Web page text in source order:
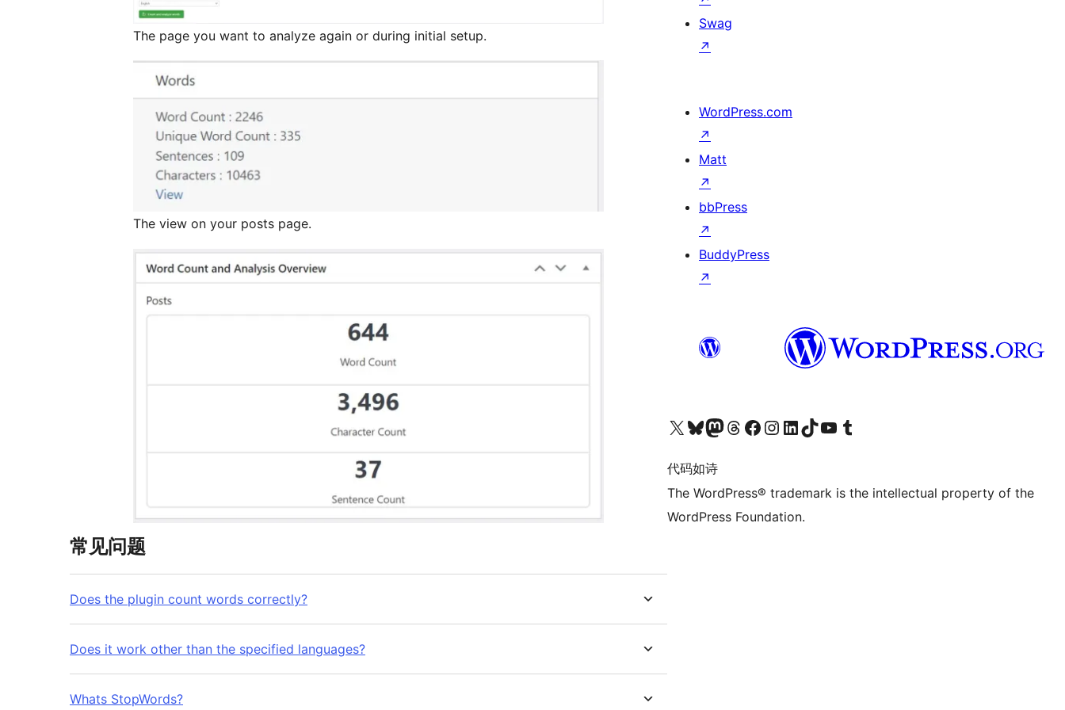
The page you want to analyze again or during initial setup.
The view on your posts page.
常见问题
Does the plugin count words correctly?
Does it work other than the specified languages?
Whats StopWords?
Swag
↗
WordPress.com
↗
Matt
↗
bbPress
↗
BuddyPress
↗
关注我们的 X（原 Twitter）账号访问我们的 Bluesky 账号关注我们的 Mastodon 账号访问我们的 Threads 账号 访问我们的 Facebook 公共主页关注我们的 Instagram 账号 关注我们的 LinkedIn 主页访问我们的 TikTok 账号访问我们的 YouTube 频道 访问我们的 Tumblr 账号
代码如诗
The WordPress® trademark is the intellectual property of the
WordPress Foundation.